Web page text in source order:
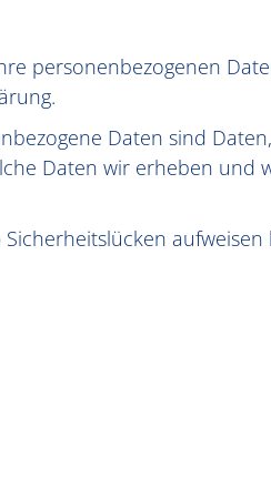
personenbezogenen
Daten sind
Daten wir erheben und
aufweisen